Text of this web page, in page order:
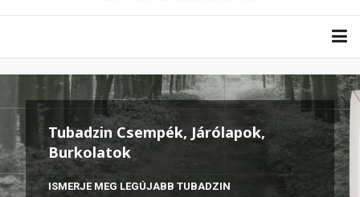
Tubadzin Csempék, Járólapok,
Burkolatok
ISMERJE MEG LEGÚJABB TUBADZIN